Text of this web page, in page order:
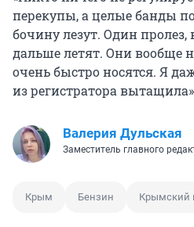
перекупы, а целые банды
бочину лезут. Один пролез,
дальше летят. Они вообще
очень быстро носятся. Я
из регистратора
Валерия Дульская
Заместитель главного
Крым Бензин Крымский